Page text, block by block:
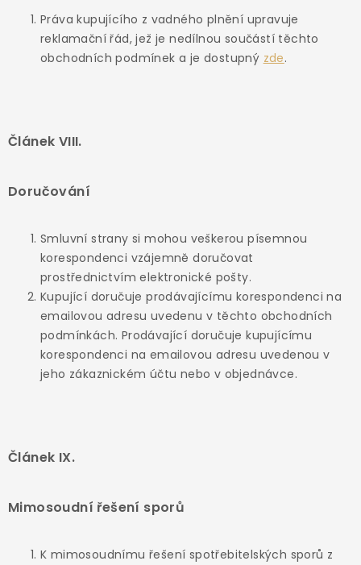
Práva kupujícího z vadného plnění upravuje
reklamační řád, jež je nedílnou součástí těchto
obchodních podmínek a je dostupný zde.
Článek VIII.
Doručování
Smluvní strany si mohou veškerou písemnou
korespondenci vzájemně doručovat
prostřednictvím elektronické pošty.
Kupující doručuje prodávajícímu korespondenci na
emailovou adresu uvedenu v těchto obchodních
podmínkách. Prodávající doručuje kupujícímu
korespondenci na emailovou adresu uvedenou v
jeho zákaznickém účtu nebo v objednávce.
Článek IX.
Mimosoudní řešení sporů
K mimosoudnímu řešení spotřebitelských sporů z